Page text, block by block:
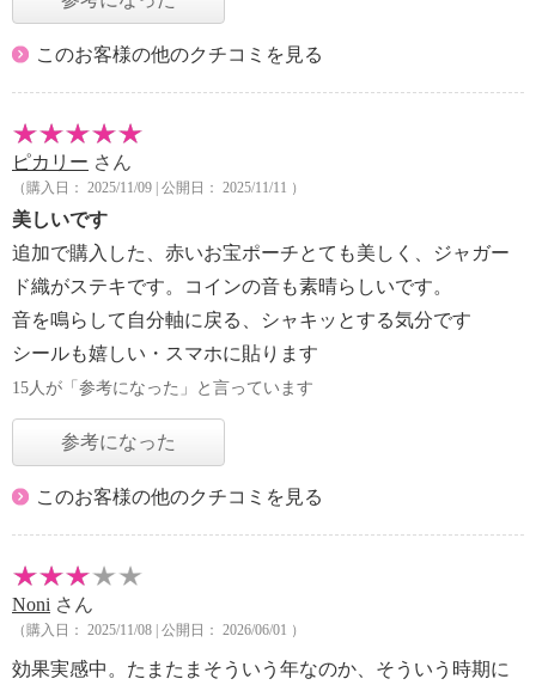
このお客様の他のクチコミを見る
ピカリー さん
（購入日： 2025/11/09 | 公開日： 2025/11/11 ）
美しいです
追加で購入した、赤いお宝ポーチとても美しく、ジャガー
ド織がステキです。コインの音も素晴らしいです。
音を鳴らして自分軸に戻る、シャキッとする気分です
シールも嬉しい・スマホに貼ります
15人が「参考になった」と言っています
参考になった
このお客様の他のクチコミを見る
Noni さん
（購入日： 2025/11/08 | 公開日： 2026/06/01 ）
効果実感中。たまたまそういう年なのか、そういう時期に